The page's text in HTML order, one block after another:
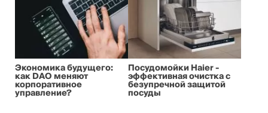
Экономика будущего:
как DAO меняют
корпоративное
управление?
Посудомойки Haier -
эффективная очистка с
безупречной защитой
посуды